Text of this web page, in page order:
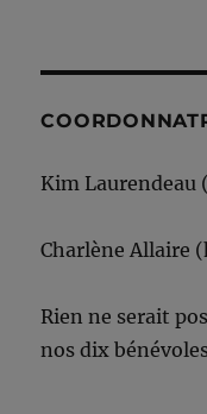
Kim Laurendeau
Charlène Allaire
Rien ne serait
nos dix